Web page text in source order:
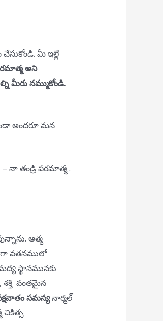
చేసుకోండి. మీ ఇల్లే
అని
మీరు నమ్ముకోండి.
అందరూ మన
నా తండ్రి పరమాత్మ .
ఆత్మ
వతనములో
స్థానమునకు
వంతమైన
సమస్యనార్మల్
చికిత్స